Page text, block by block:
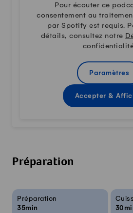
Pour écouter ce
consentement au
par Spotify est requis.
détails, consultez notre
Paramètres
Accepter &
Préparation
Infos sur la recette
Préparation
35min